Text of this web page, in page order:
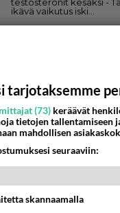
on
kristillistä elämä...
tarjotaksemme
(73) keräävät
tietojen tallentamiseen
mahdollisen
seuraaviin:
skannaamalla